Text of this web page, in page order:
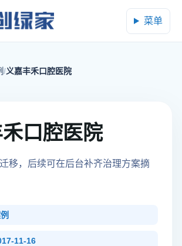
菜单
义嘉丰禾口腔医院
口腔医院
移，后续可在后台补齐治理方案摘
11-16